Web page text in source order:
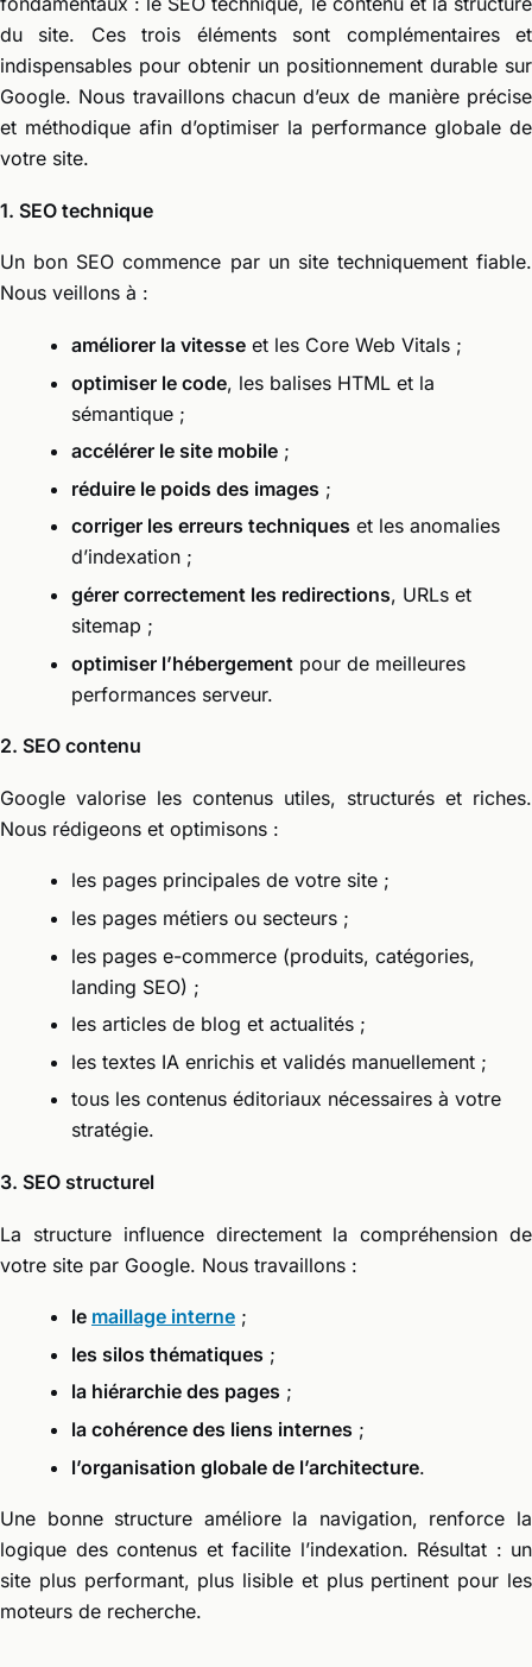
du site. Ces trois éléments sont complémentaires et
indispensables pour obtenir un positionnement durable sur
Google. Nous travaillons chacun d’eux de manière précise
et méthodique afin d’optimiser la performance globale de
votre site.
1. SEO technique
Un bon SEO commence par un site techniquement fiable.
Nous veillons à :
améliorer la vitesse et les Core Web Vitals ;
optimiser le code, les balises HTML et la
sémantique ;
accélérer le site mobile ;
réduire le poids des images ;
corriger les erreurs techniques et les anomalies
d’indexation ;
gérer correctement les redirections, URLs et
sitemap ;
optimiser l’hébergement pour de meilleures
performances serveur.
2. SEO contenu
Google valorise les contenus utiles, structurés et riches.
Nous rédigeons et optimisons :
les pages principales de votre site ;
les pages métiers ou secteurs ;
les pages e-commerce (produits, catégories,
landing SEO) ;
les articles de blog et actualités ;
les textes IA enrichis et validés manuellement ;
tous les contenus éditoriaux nécessaires à votre
stratégie.
3. SEO structurel
La structure influence directement la compréhension de
votre site par Google. Nous travaillons :
le maillage interne ;
les silos thématiques ;
la hiérarchie des pages ;
la cohérence des liens internes ;
l’organisation globale de l’architecture.
Une bonne structure améliore la navigation, renforce la
logique des contenus et facilite l’indexation. Résultat : un
site plus performant, plus lisible et plus pertinent pour les
moteurs de recherche.